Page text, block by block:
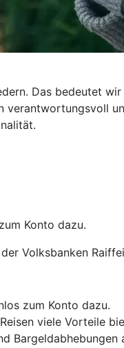
Das bedeutet
verantwortungsvoll
Konto dazu.
Volksbanken
zum Konto dazu.
viele Vorteile
Bargeldabhebungen